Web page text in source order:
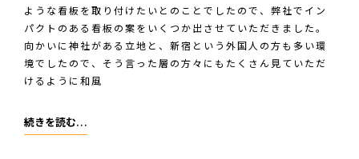
ような看板を取り付けたいとのことでしたので、弊社でイン
パクトのある看板の案をいくつか出させていただきました。
向かいに神社がある立地と、新宿という外国人の方も多い環
境でしたので、そう言った層の方々にもたくさん見ていただ
けるように和風
続きを読む…